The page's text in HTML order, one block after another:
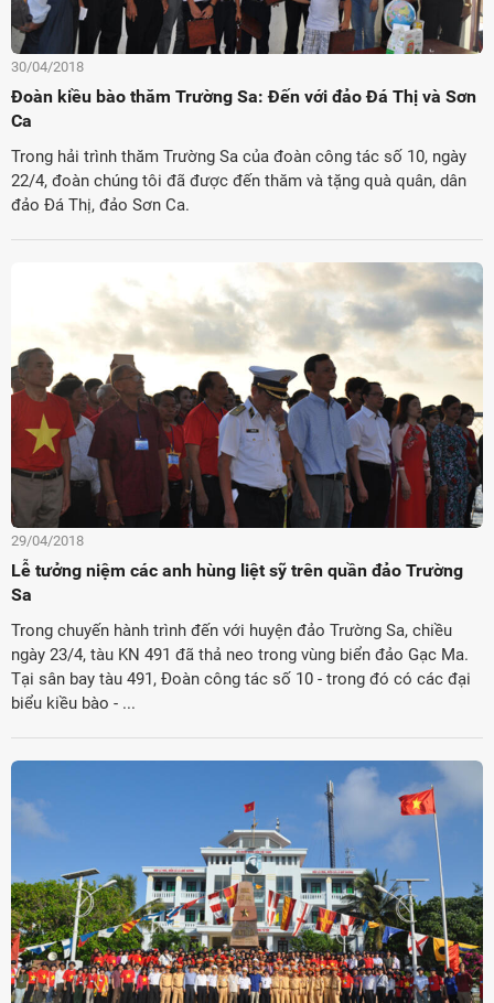
30/04/2018
Đoàn kiều bào thăm Trường Sa: Đến với đảo Đá Thị và Sơn
Ca
Trong hải trình thăm Trường Sa của đoàn công tác số 10, ngày
22/4, đoàn chúng tôi đã được đến thăm và tặng quà quân, dân
đảo Đá Thị, đảo Sơn Ca.
29/04/2018
Lễ tưởng niệm các anh hùng liệt sỹ trên quần đảo Trường
Sa
Trong chuyến hành trình đến với huyện đảo Trường Sa, chiều
ngày 23/4, tàu KN 491 đã thả neo trong vùng biển đảo Gạc Ma.
Tại sân bay tàu 491, Đoàn công tác số 10 - trong đó có các đại
biểu kiều bào - ...